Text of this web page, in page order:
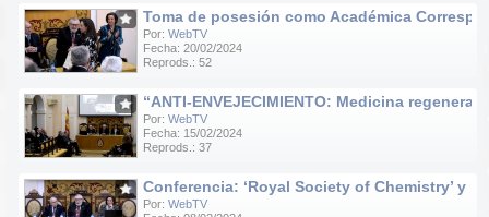
Toma de posesión como Académica
Por: WebTV
Fecha: 20/02/2024
Reprods.: 52
“ANTI-ENVEJECIMIENTO: Medicina
Por: WebTV
Fecha: 15/02/2024
Reprods.: 37
Conferencia: ‘Royal Society of Chemistry’ y
Por: WebTV